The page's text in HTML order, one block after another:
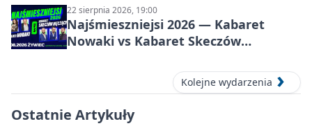
22 sierpnia 2026, 19:00
Najśmieszniejsi 2026 — Kabaret
Nowaki vs Kabaret Skeczów
Kolejne wydarzenia
Ostatnie Artykuły